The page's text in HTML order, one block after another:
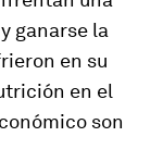
ganarse la
en su
en el
son